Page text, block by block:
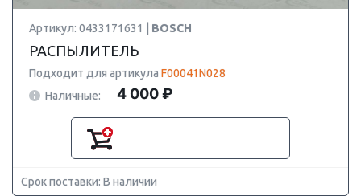
Артикул: 0433171631 | BOSCH
РАСПЫЛИТЕЛЬ
Подходит для артикула F00041N028
Наличные:
4 000 ₽
Срок поставки: В наличии